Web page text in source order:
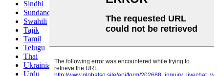
Sindhi
Sundanese
Swahili
Tajik
Tamil
Telugu
Thai
Ukrainian
Urdu